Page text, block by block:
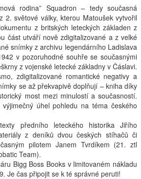
rodina” Squadron – tedy současná
2. světové války, kterou Matoušek vytvořil
z britských leteckých základen z
část utváří nově zdigitalizované a z velké
snímky z archivu legendárního Ladislava
v pozoruhodné souhře se současnými
z vojenské letecké základny v Čáslavi.
zdigitalizované romantické negativy a
se až překvapivě doplňují – kniha díky
most mezi minulostí a současností.
úhel pohledu na téma českého
předního leteckého historika Jiřího
z deníků dvou českých stíhačů či
pilotem Janem Tvrdíkem (21. ztl
Team).
Bigg Boss Books v limitovaném nákladu
Je čas připojit se k té správné peruti!